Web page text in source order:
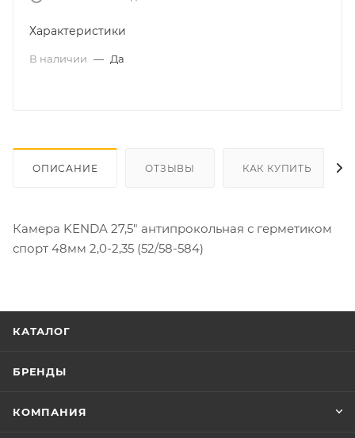
Характеристики
В наличии — Да
ОПИСАНИЕ ОТЗЫВЫ КАК КУПИТЬ
Камера KENDA 27,5" антипрокольная с герметиком
спорт 48мм 2,0-2,35 (52/58-584)
КАТАЛОГ
БРЕНДЫ
КОМПАНИЯ